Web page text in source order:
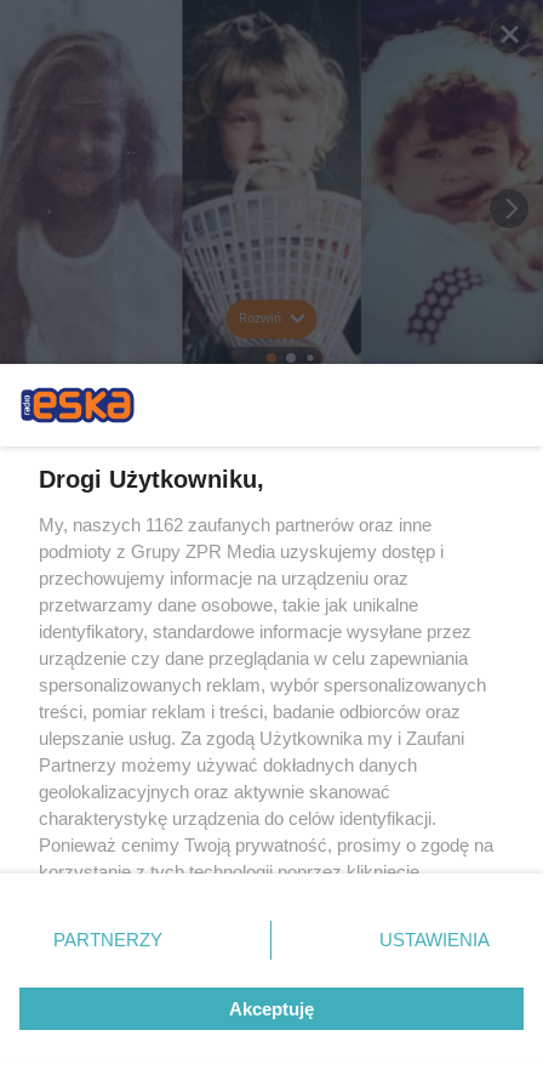
Rozwiń
Drogi Użytkowniku,
My, naszych 1162 zaufanych partnerów oraz inne
podmioty z Grupy ZPR Media uzyskujemy dostęp i
przechowujemy informacje na urządzeniu oraz
przetwarzamy dane osobowe, takie jak unikalne
identyfikatory, standardowe informacje wysyłane przez
urządzenie czy dane przeglądania w celu zapewniania
spersonalizowanych reklam, wybór spersonalizowanych
treści, pomiar reklam i treści, badanie odbiorców oraz
ulepszanie usług. Za zgodą Użytkownika my i Zaufani
Partnerzy możemy używać dokładnych danych
geolokalizacyjnych oraz aktywnie skanować
charakterystykę urządzenia do celów identyfikacji.
Ponieważ cenimy Twoją prywatność, prosimy o zgodę na
korzystanie z tych technologii poprzez kliknięcie
zmienić/wycofać klikając przycisk ustawień prywatności
znajdujący się w lewym dolnym rogu strony
rodzaje przetwarzania danych nie wymagają zgody
użytkownika, ale masz prawo sprzeciwić się takiemu
przetwarzaniu. Preferencje będą miały zastosowanie tylko
PARTNERZY USTAWIENIA
Akceptuję